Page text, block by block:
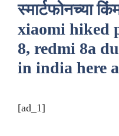
स्मार्टफोनच्या
xiaomi hiked
8, redmi 8a
in india here
[ad_1]